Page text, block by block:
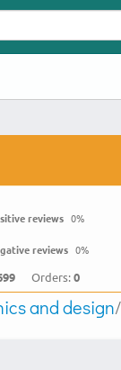
reviews 0%
reviews 0%
Orders:0
and design/